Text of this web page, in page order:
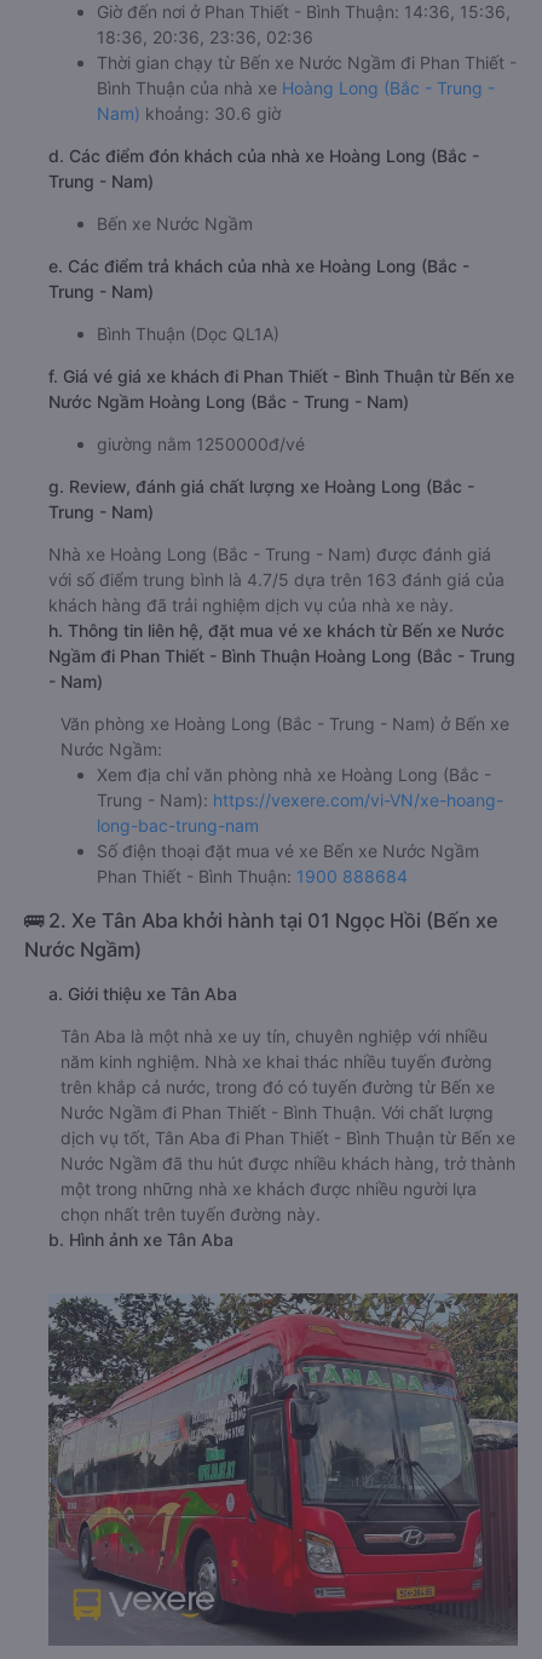
Giờ đến nơi ở Phan Thiết - Bình Thuận: 14:36, 15:36,
18:36, 20:36, 23:36, 02:36
Thời gian chạy từ Bến xe Nước Ngầm đi Phan Thiết -
Bình Thuận của nhà xe Hoàng Long (Bắc - Trung -
Nam) khoảng: 30.6 giờ
d. Các điểm đón khách của nhà xe Hoàng Long (Bắc -
Trung - Nam)
Bến xe Nước Ngầm
e. Các điểm trả khách của nhà xe Hoàng Long (Bắc -
Trung - Nam)
Bình Thuận (Dọc QL1A)
f. Giá vé giá xe khách đi Phan Thiết - Bình Thuận từ Bến xe
Nước Ngầm Hoàng Long (Bắc - Trung - Nam)
giường nằm 1250000đ/vé
g. Review, đánh giá chất lượng xe Hoàng Long (Bắc -
Trung - Nam)
Nhà xe Hoàng Long (Bắc - Trung - Nam) được đánh giá
với số điểm trung bình là 4.7/5 dựa trên 163 đánh giá của
khách hàng đã trải nghiệm dịch vụ của nhà xe này.
h. Thông tin liên hệ, đặt mua vé xe khách từ Bến xe Nước
Ngầm đi Phan Thiết - Bình Thuận Hoàng Long (Bắc - Trung
- Nam)
Văn phòng xe Hoàng Long (Bắc - Trung - Nam) ở Bến xe
Nước Ngầm:
Xem địa chỉ văn phòng nhà xe Hoàng Long (Bắc -
Trung - Nam): https://vexere.com/vi-VN/xe-hoang-
long-bac-trung-nam
Số điện thoại đặt mua vé xe Bến xe Nước Ngầm
Phan Thiết - Bình Thuận: 1900 888684
🚌 2. Xe Tân Aba khởi hành tại 01 Ngọc Hồi (Bến xe
Nước Ngầm)
a. Giới thiệu xe Tân Aba
Tân Aba là một nhà xe uy tín, chuyên nghiệp với nhiều
năm kinh nghiệm. Nhà xe khai thác nhiều tuyến đường
trên khắp cả nước, trong đó có tuyến đường từ Bến xe
Nước Ngầm đi Phan Thiết - Bình Thuận. Với chất lượng
dịch vụ tốt, Tân Aba đi Phan Thiết - Bình Thuận từ Bến xe
Nước Ngầm đã thu hút được nhiều khách hàng, trở thành
một trong những nhà xe khách được nhiều người lựa
chọn nhất trên tuyến đường này.
b. Hình ảnh xe Tân Aba